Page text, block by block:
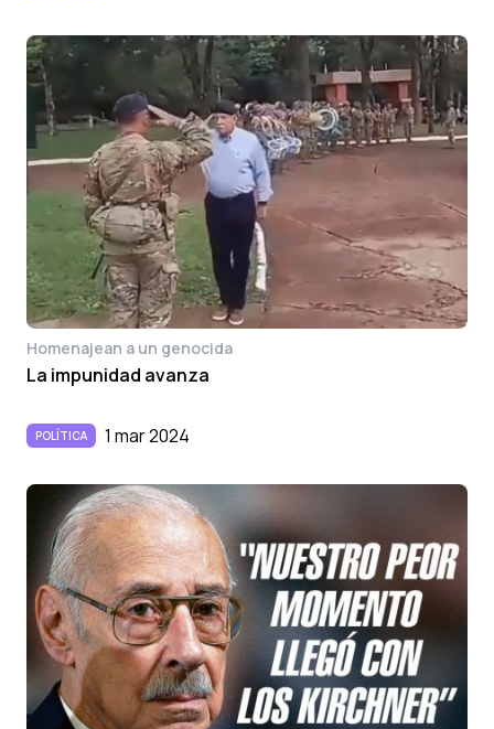
Homenajean a un genocida
La impunidad avanza
POLÍTICA 1 mar 2024